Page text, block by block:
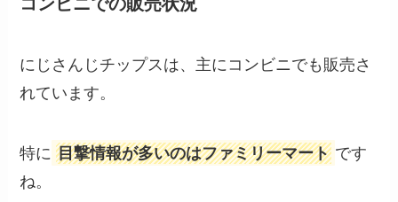
にじさんじチップスは、主にコンビニでも販売さ
れています。
特に 目撃情報が多いのはファミリーマート です
ね。